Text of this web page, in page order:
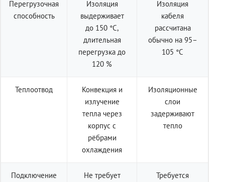
Перегрузочная
способность
Изоляция
выдерживает
до 150 °C,
длительная
перегрузка до
120 %
Изоляция
кабеля
рассчитана
обычно на 95–
105 °C
Теплоотвод
Конвекция и
излучение
тепла через
корпус с
рёбрами
охлаждения
Изоляционные
слои
задерживают
тепло
Подключение
Не требует
Требуется